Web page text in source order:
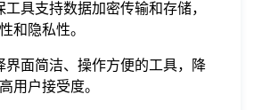
工具支持数据加密传输和存储，
和隐私性。
界面简洁、操作方便的工具，降
用户接受度。